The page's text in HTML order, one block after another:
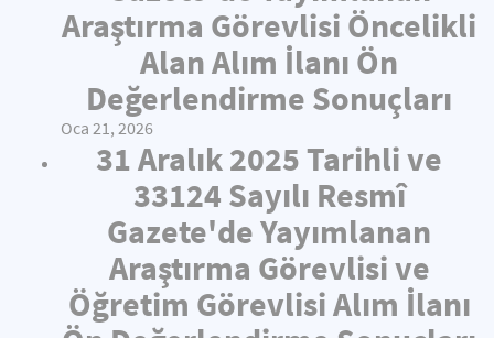
Araştırma Görevlisi Öncelikli
Alan Alım İlanı Ön
Değerlendirme Sonuçları
Oca 21, 2026
31 Aralık 2025 Tarihli ve
33124 Sayılı Resmî
Gazete'de Yayımlanan
Araştırma Görevlisi ve
Öğretim Görevlisi Alım İlanı